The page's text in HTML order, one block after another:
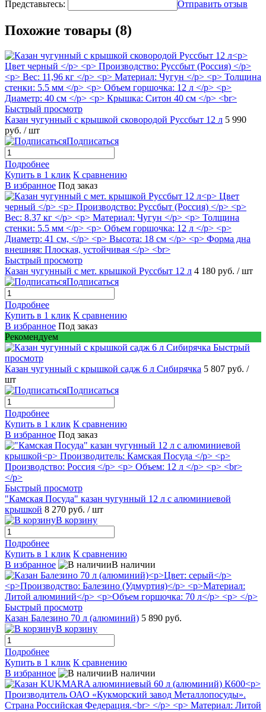
Представьтесь: Отправить отзыв
Похожие товары (8)
Быстрый просмотр
Казан чугунный с крышкой сковородой Руссбыт 12 л 5 990
руб. / шт
Подписаться
Подробнее
Купить в 1 клик К сравнению
В избранное Под заказ
Быстрый просмотр
Казан чугунный с мет. крышкой Руссбыт 12 л 4 180 руб. / шт
Подписаться
Подробнее
Купить в 1 клик К сравнению
В избранное Под заказ
Рекомендуем
Быстрый
просмотр
Казан чугунный с крышкой садж 6 л Сибирячка 5 807 руб. /
шт
Подписаться
Подробнее
Купить в 1 клик К сравнению
В избранное Под заказ
Быстрый просмотр
"Камская Посуда" казан чугунный 12 л с алюминиевой
крышкой 8 270 руб. / шт
В корзину
Подробнее
Купить в 1 клик К сравнению
В избранное
В наличии
Быстрый просмотр
Казан Балезино 70 л (алюминий) 5 890 руб.
В корзину
Подробнее
Купить в 1 клик К сравнению
В избранное
В наличии